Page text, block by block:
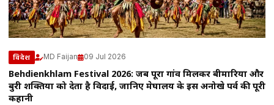
विदेश MD Faijan 09 Jul 2026
Behdienkhlam Festival 2026: जब पूरा गांव मिलकर बीमारियों और
बुरी शक्तियों को देता है विदाई, जानिए मेघालय के इस अनोखे पर्व की पूरी
कहानी